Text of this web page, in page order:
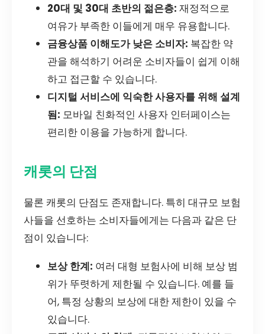
20대 및 30대 초반의 젊은층: 재정적으로
여유가 부족한 이들에게 매우 유용합니다.
금융상품 이해도가 낮은 소비자: 복잡한 약
관을 해석하기 어려운 소비자들이 쉽게 이해
하고 접근할 수 있습니다.
디지털 서비스에 익숙한 사용자를 위해 설계
됨: 모바일 친화적인 사용자 인터페이스는
편리한 이용을 가능하게 합니다.
캐롯의 단점
물론 캐롯의 단점도 존재합니다. 특히 대규모 보험
사들을 선호하는 소비자들에게는 다음과 같은 단
점이 있습니다:
보상 한계: 여러 대형 보험사에 비해 보상 범
위가 뚜렷하게 제한될 수 있습니다. 예를 들
어, 특정 상황의 보상에 대한 제한이 있을 수
있습니다.